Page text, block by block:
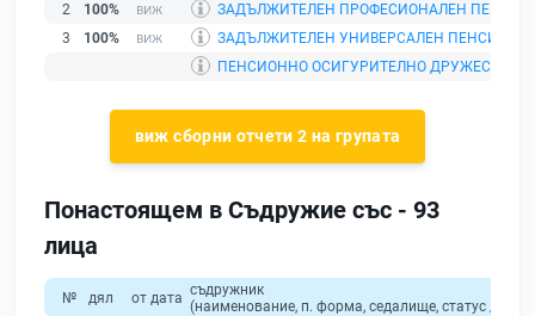
2
100%
ЗАДЪЛЖИТЕЛЕН ПРОФЕСИОНАЛЕН
3
100%
ЗАДЪЛЖИТЕЛЕН УНИВЕРСАЛЕН
ПЕНСИОННО ОСИГУРИТЕЛНО ДРУЖЕСТВО
виж сборни отчети 2 на групата
Понастоящем в Съдружие със - 93
лица
№ дял от дата съдружник
(наименование, п. форма, седалище, статус /